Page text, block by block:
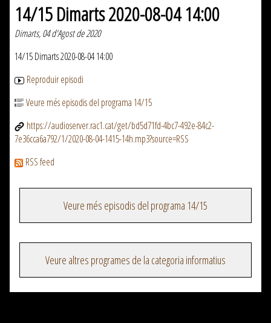
14/15 Dimarts 2020-08-04 14:00
Dimarts, 04 d'Agost de 2020
14/15 Dimarts 2020-08-04 14:00
Reproduir episodi
Veure més episodis del programa 14/15
https://audioserver.rac1.cat/get/bd5d71fd-4bc7-492e-84c2-
7e36cca6a792/1/2020-08-04-1415-14h.mp3?source=RSS
RSS feed
Veure més episodis del programa 14/15
Veure altres programes de la categoria informatius